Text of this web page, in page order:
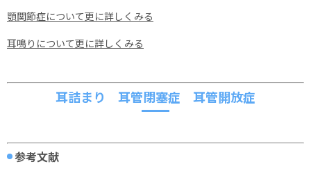
顎関節症について更に詳しくみる
耳鳴りについて更に詳しくみる
耳詰まり 耳管閉塞症 耳管開放症
参考文献